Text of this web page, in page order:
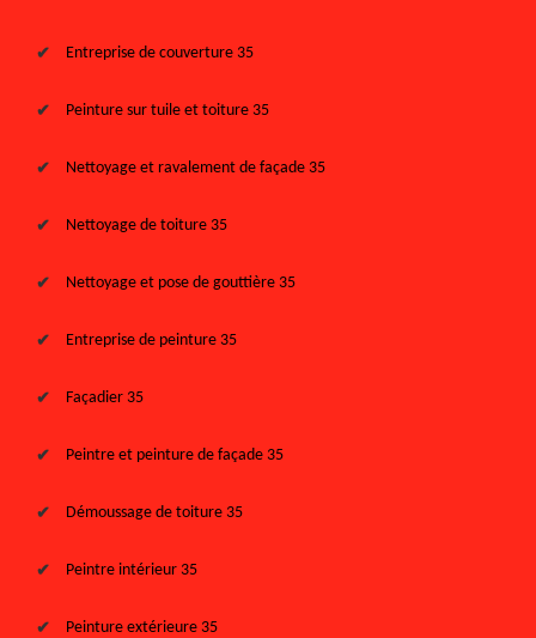
Entreprise de couverture 35
Peinture sur tuile et toiture 35
Nettoyage et ravalement de façade 35
Nettoyage de toiture 35
Nettoyage et pose de gouttière 35
Entreprise de peinture 35
Façadier 35
Peintre et peinture de façade 35
Démoussage de toiture 35
Peintre intérieur 35
Peinture extérieure 35